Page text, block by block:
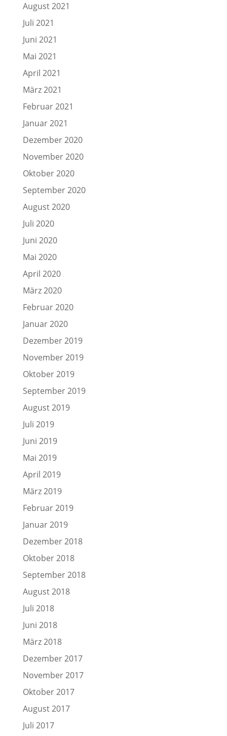
August 2021
Juli 2021
Juni 2021
Mai 2021
April 2021
März 2021
Februar 2021
Januar 2021
Dezember 2020
November 2020
Oktober 2020
September 2020
August 2020
Juli 2020
Juni 2020
Mai 2020
April 2020
März 2020
Februar 2020
Januar 2020
Dezember 2019
November 2019
Oktober 2019
September 2019
August 2019
Juli 2019
Juni 2019
Mai 2019
April 2019
März 2019
Februar 2019
Januar 2019
Dezember 2018
Oktober 2018
September 2018
August 2018
Juli 2018
Juni 2018
März 2018
Dezember 2017
November 2017
Oktober 2017
August 2017
Juli 2017